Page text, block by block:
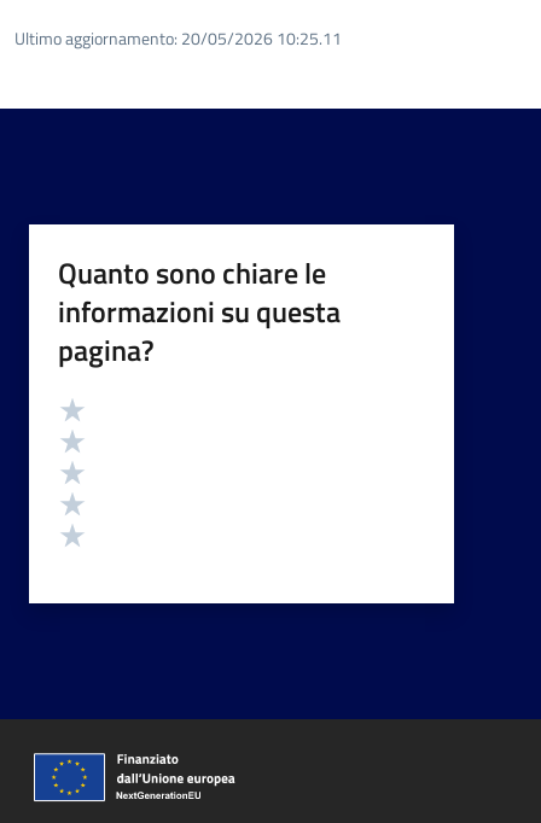
Ultimo aggiornamento: 20/05/2026 10:25.11
Quanto sono chiare le
informazioni su questa
pagina?
Valutazione